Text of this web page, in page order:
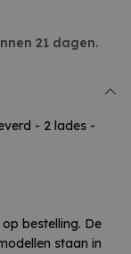
21 dagen.
- 2 lades -
bestelling. De
staan in